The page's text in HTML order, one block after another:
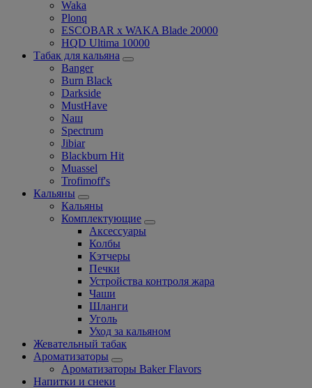
Waka
Plonq
ESCOBAR x WAKA Blade 20000
HQD Ultima 10000
Табак для кальяна
Banger
Burn Black
Darkside
MustHave
Nаш
Spectrum
Jibiar
Blackburn Hit
Muassel
Trofimoff's
Кальяны
Кальяны
Комплектующие
Аксессуары
Колбы
Кэтчеры
Печки
Устройства контроля жара
Чаши
Шланги
Уголь
Уход за кальяном
Жевательный табак
Ароматизаторы
Ароматизаторы Baker Flavors
Напитки и снеки